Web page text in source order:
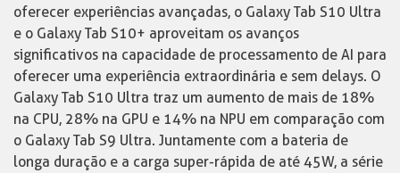
oferecer experiências avançadas, o Galaxy Tab S10 Ultra
e o Galaxy Tab S10+ aproveitam os avanços
significativos na capacidade de processamento de AI para
oferecer uma experiência extraordinária e sem delays. O
Galaxy Tab S10 Ultra traz um aumento de mais de 18%
na CPU, 28% na GPU e 14% na NPU em comparação com
o Galaxy Tab S9 Ultra. Juntamente com a bateria de
longa duração e a carga super-rápida de até 45W, a série